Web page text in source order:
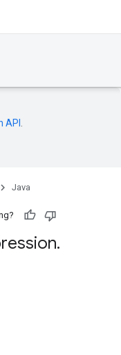
API
Java
.